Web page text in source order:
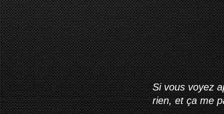
Si vous voyez
rien, et ça me